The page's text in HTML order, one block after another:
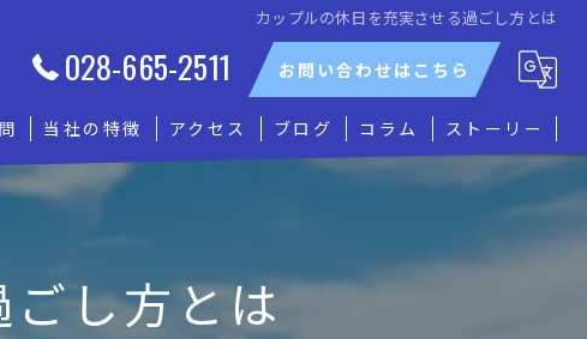
カップルの休日を充実させる過ごし方とは
028-665-2511 お問い合わせはこちら
当社の特徴
貸切
観光
アクセス ブログ コラム ストーリー
し方とは